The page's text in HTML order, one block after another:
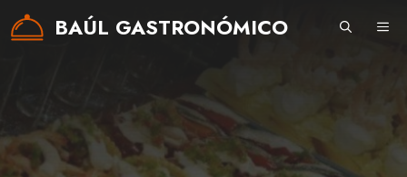
Saltar
BAÚL GASTRONÓMICO